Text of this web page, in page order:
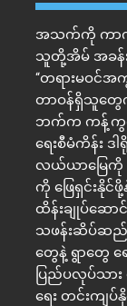
အသက်ကို ကာ
သူတို့အိမ် အခန်း
“တရားမဝင်
တာဝန်ရှိသူတွေ
ဘက်က ကန့်ကွက်ခွ
ရေးစီမံကိန်း ဒ
လယ်ယာမြေကို
ကို ဖြေရှင်းနိုင်
ထိန်းချုပ်ဆော
သဖန်းဆိပ်ဆည်
တွေနဲ့ ရွာတွေ ရ
ပြည်ပလုပ်သား
ရေး တင်းကျ